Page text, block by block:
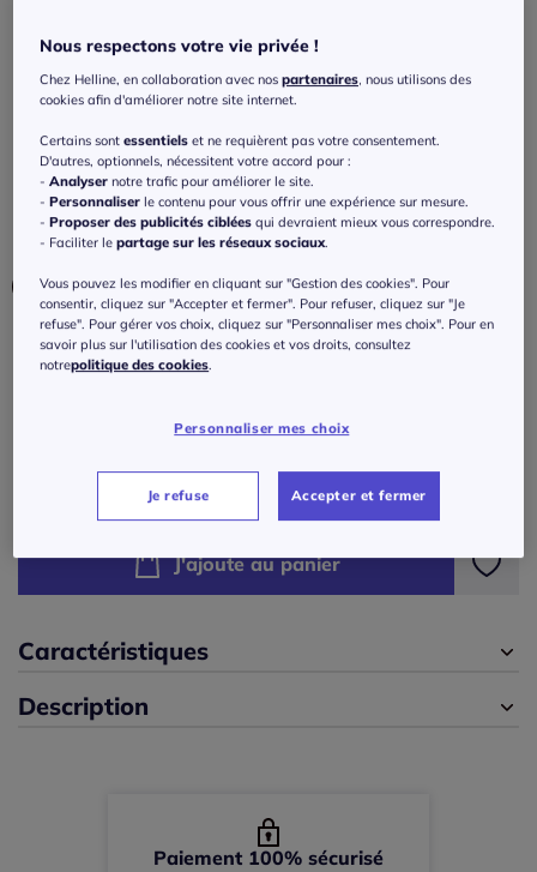
courtes et poches latérales
Réf : 516.090.024 4.4/5- 63 avis
Couleur :sable
Choisir une couleur :
Taille :
Disponible dans 2 semaines
48 -Disponible dans 2 semaines
50 -Disponible dans 2 semaines
J'ajoute au panier
Caractéristiques
Description
Paiement 100% sécurisé
Nous respectons votre vie privée !
Chez Helline, en collaboration avec nospartenaires, nous utilisons des
cookies afin d'améliorer notre site internet.
Certains sontessentiels et ne requièrent pas votre consentement.
D'autres, optionnels, nécessitent votre accord pour :
-Analyser notre trafic pour améliorer le site.
-Personnaliser le contenu pour vous offrir une expérience sur mesure.
-Proposer des publicités ciblées qui devraient mieux vous correspondre.
- Faciliter lepartage sur les réseaux sociaux.
Vous pouvez les modifier en cliquant sur "Gestion des cookies". Pour
consentir, cliquez sur "Accepter et fermer". Pour refuser, cliquez sur "Je
refuse". Pour gérer vos choix, cliquez sur "Personnaliser mes choix". Pour en
savoir plus sur l'utilisation des cookies et vos droits, consultez
notrepolitique des cookies.
Personnaliser mes choix
Je refuse Accepter et fermer